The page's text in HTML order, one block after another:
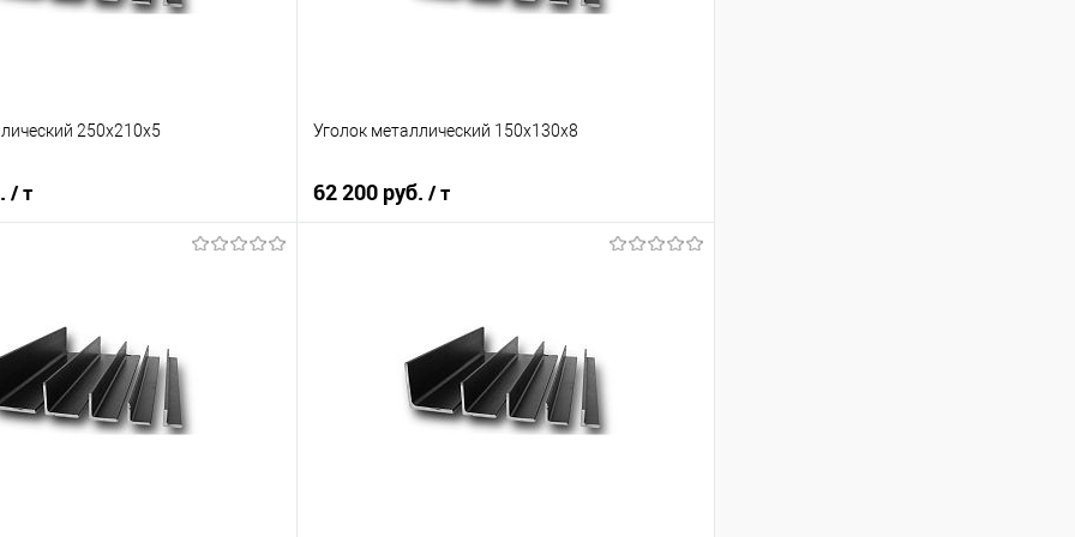
250х210х5
/ т
Сравнение
Под заказ
Уголок металлический 150х130х8
62 200 руб. / т
Купить в 1 клик
Сравнение
В избранное
Под заказ